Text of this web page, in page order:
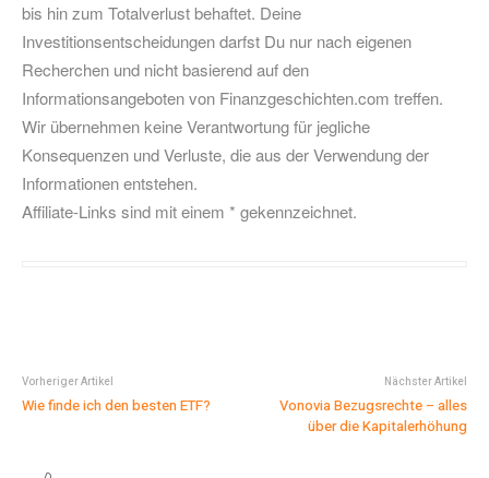
bis hin zum Totalverlust behaftet. Deine
Investitionsentscheidungen darfst Du nur nach eigenen
Recherchen und nicht basierend auf den
Informationsangeboten von Finanzgeschichten.com treffen.
Wir übernehmen keine Verantwortung für jegliche
Konsequenzen und Verluste, die aus der Verwendung der
Informationen entstehen.
Affiliate-Links sind mit einem * gekennzeichnet.
Vorheriger Artikel
Wie finde ich den besten ETF?
Nächster Artikel
Vonovia Bezugsrechte – alles
über die Kapitalerhöhung